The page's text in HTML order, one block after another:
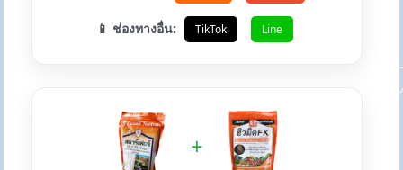
📱 ช่องทางอื่น: TikTok Line
+